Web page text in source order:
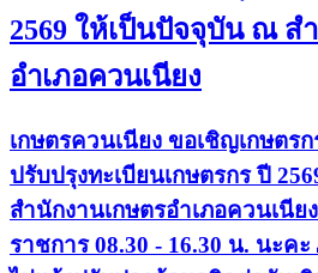
2569 ให้เป็นปัจจุบัน ณ ส
อำเภอควนเนียง
เกษตรควนเนียง ขอเชิญเกษตร
ปรับปรุงทะเบียนเกษตรกร ปี
สำนักงานเกษตรอำเภอควนเนีย
ราชการ 08.30 - 16.30 น. นะค